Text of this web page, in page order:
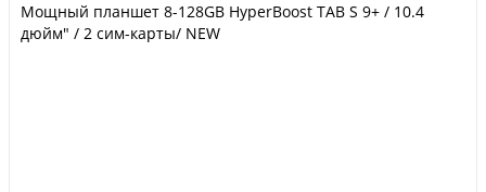
Мощный планшет 8-128GB HyperBoost TAB S 9+ / 10.4
дюйм" / 2 сим-карты/ NEW